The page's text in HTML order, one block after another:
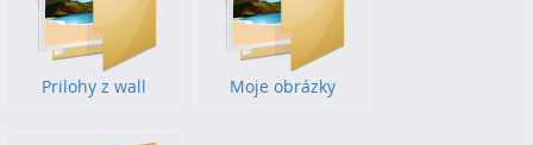
Prilohy z wall Moje obrázky